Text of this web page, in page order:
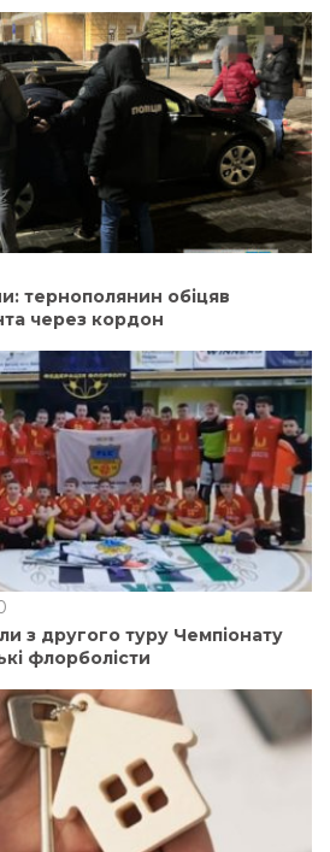
тернополянин обіцяв
через кордон
з другого туру Чемпіонату
флорболісти